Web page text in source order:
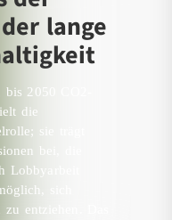
lange
2050 CO2-
die
sie trägt
bei, die
Lobbyarbeit
sich
entziehen. Das